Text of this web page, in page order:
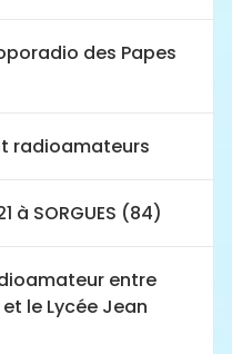
des Papes
radioamateurs
à SORGUES (84)
entre
le Lycée Jean